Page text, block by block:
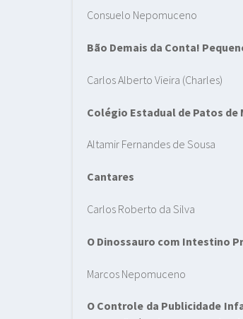
Consuelo Nepomuceno
Bão Demais da Conta!
Carlos Alberto Vieira (Charles)
Colégio Estadual de Patos de
Altamir Fernandes de Sousa
Cantares
Carlos Roberto da Silva
O Dinossauro com Intestino
Marcos Nepomuceno
O Controle da Publicidade